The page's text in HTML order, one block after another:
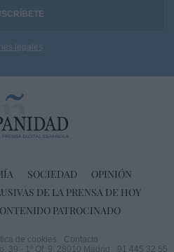
legales
SOCIEDAD
OPINIÓN
DE LA PRENSA DE HOY
PATROCINADO
de cookies
Contacto
39 - 1º Of. 9. 28010 Madrid
91 445 32 55